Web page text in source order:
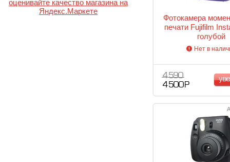
Фотокамера
печати Fujifilm
голубой
Нет в
4 590
4 500 Р